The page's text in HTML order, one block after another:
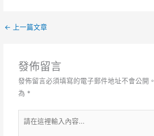
← 上一篇文章
發佈留言
發佈留言必須填寫的電子郵件地址不會公開。
為 *